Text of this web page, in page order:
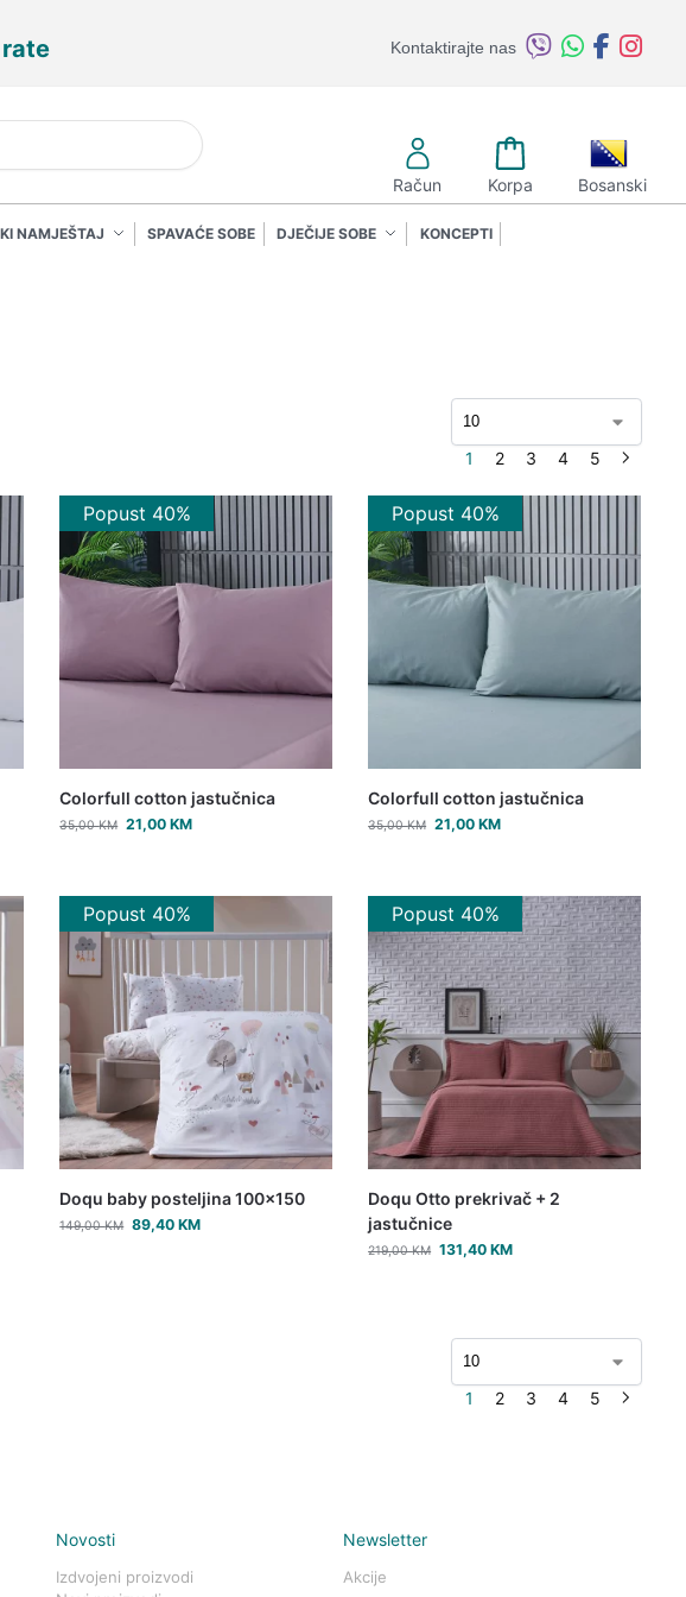
Kontaktirajte nas
Pretraži
Račun Korpa Bosanski
NAMJEŠTAJ SPAVAĆE SOBE DJEČIJE SOBE
KONCEPTI
1 2 3 4 5
Popust 40%
Colorfull cotton jastučnica
35,00KM 21,00 KM
Popust 40%
Colorfull cotton jastučnica
35,00KM 21,00 KM
Popust 40%
Doqu baby posteljina 100×150
149,00KM 89,40 KM
Popust 40%
Doqu Otto prekrivač + 2
jastučnice
219,00KM 131,40 KM
1 2 3 4 5
Novosti
Izdvojeni proizvodi
Newsletter
Akcije